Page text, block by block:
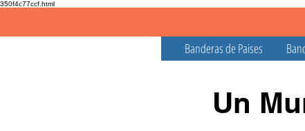
350f4c77ccf.html
Banderas de Paises
Un